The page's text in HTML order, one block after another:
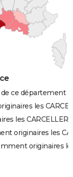
de ce département
les
les CARCELLER
originaires les
originaires